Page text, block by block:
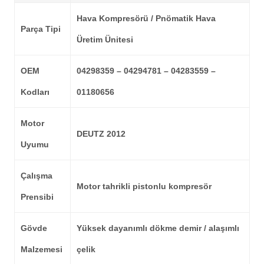
Parça Tipi
Hava Kompresörü / Pnömatik Hava
Üretim Ünitesi
OEM
Kodları
04298359 – 04294781 – 04283559 –
01180656
Motor
Uyumu
DEUTZ 2012
Çalışma
Prensibi
Motor tahrikli pistonlu kompresör
Gövde
Malzemesi
Yüksek dayanımlı dökme demir / alaşımlı
çelik